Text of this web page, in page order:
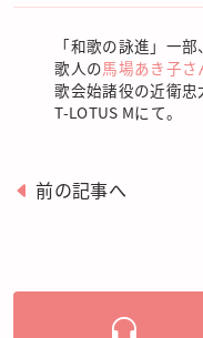
「和歌の詠進」一部
歌人の馬場あき子さ
歌会始諸役の近衛忠
T-LOTUS Mにて。
前の記事へ